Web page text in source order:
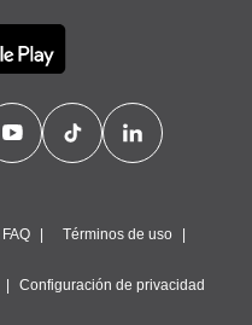
FAQ Términos de uso
Configuración de privacidad